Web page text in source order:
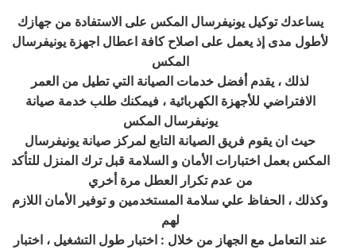
يساعدك توكيل يونيفرسال المكس على الاستفادة من جهازك
لأطول مدى إذ يعمل على اصلاح كافة اعطال اجهزة يونيفرسال
المكس
لذلك ، يقدم أفضل خدمات الصيانة التي تطيل من العمر
الافتراضي للأجهزة الكهربائية ، فيمكنك طلب خدمة صيانة
يونيفرسال المكس
حيث ان يقوم فريق الصيانة التابع لمركز صيانة يونيفرسال
المكس بعمل اختبارات الأمان و السلامة قبل ترك المنزل للتأكد
من عدم تكرار العطل مرة أخري
وكذلك ، الحفاظ علي سلامة المستخدمين و توفير الأمان اللازم
لهم
عند التعامل مع الجهاز من خلال : اختبار طول التشغيل ، اختبار